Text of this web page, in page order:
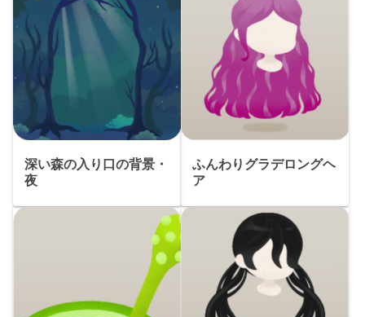
深い森の入り口の背景・
夜
ふんわりグラデロングヘ
ア